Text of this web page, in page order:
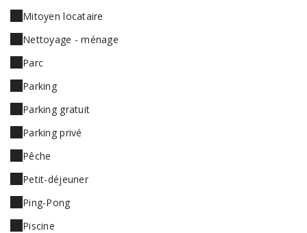
Mitoyen locataire
Nettoyage - ménage
Parc
Parking
Parking gratuit
Parking privé
Pêche
Petit-déjeuner
Ping-Pong
Piscine